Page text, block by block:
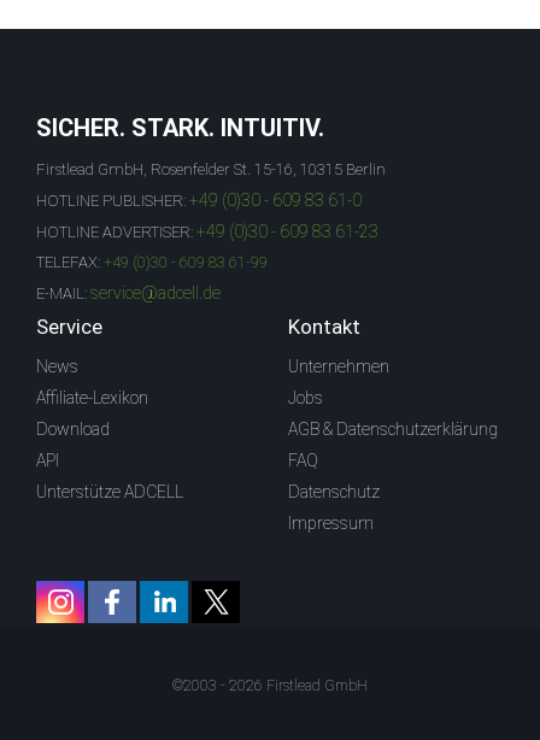
SICHER. STARK. INTUITIV.
Firstlead GmbH, Rosenfelder St. 15-16, 10315 Berlin
HOTLINE PUBLISHER: +49 (0)30 - 609 83 61-0
HOTLINE ADVERTISER: +49 (0)30 - 609 83 61-23
TELEFAX: +49 (0)30 - 609 83 61-99
E-MAIL: service@adcell.de
Service
News
Affiliate-Lexikon
Download
API
Unterstütze ADCELL
Kontakt
Unternehmen
Jobs
AGB & Datenschutzerklärung
FAQ
Datenschutz
Impressum
©2003 - 2026 Firstlead GmbH